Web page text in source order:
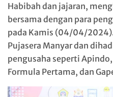
Habibah dan jajaran,
bersama dengan para
pada Kamis (04/04/
Pujasera Manyar dan
pengusaha seperti
Formula Pertama, dan